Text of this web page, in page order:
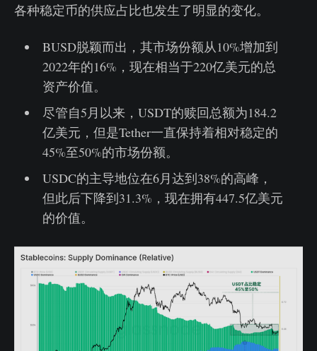
各种稳定币的供应占比也发生了明显的变化。
BUSD脱颖而出，其市场份额从10%增加到
2022年的16%，现在相当于220亿美元的总
资产价值。
尽管自5月以来，USDT的赎回总额为184.2
亿美元，但是Tether一直保持着相对稳定的
45%至50%的市场份额。
USDC的主导地位在6月达到38%的高峰，
但此后下降到31.3%，现在拥有447.5亿美元
的价值。